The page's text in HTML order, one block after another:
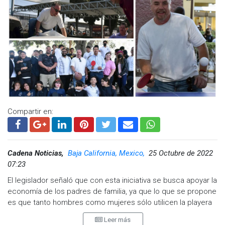
Compartir en:
Cadena Noticias, Baja California, Mexico, 25 Octubre de 2022
07:23
El legislador señaló que con esta iniciativa se busca apoyar la
economía de los padres de familia, ya que lo que se propone
es que tanto hombres como mujeres sólo utilicen la playera
del uniforme y la complementen con un pantalón de
Leer más